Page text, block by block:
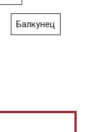
Балкунец